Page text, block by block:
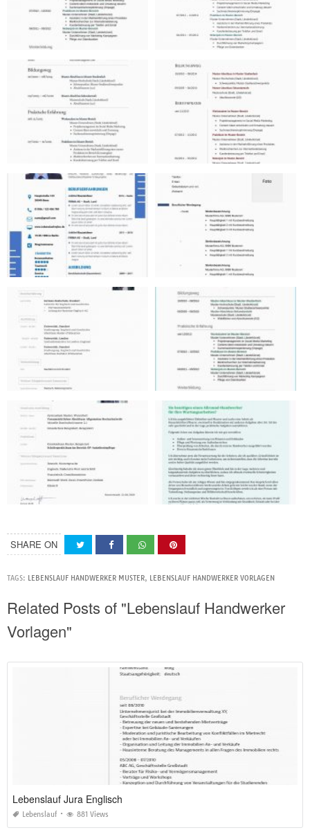
SHARE ON
TAGS: LEBENSLAUF HANDWERKER MUSTER, LEBENSLAUF HANDWERKER VORLAGEN
Related Posts of "Lebenslauf Handwerker
Vorlagen"
Lebenslauf Jura Englisch
Lebenslauf 881 Views